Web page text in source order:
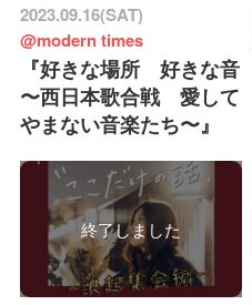
2023.09.16(SAT)
@modern times
『好きな場所 好きな音
〜西日本歌合戦 愛して
やまない音楽たち〜』
終了しました